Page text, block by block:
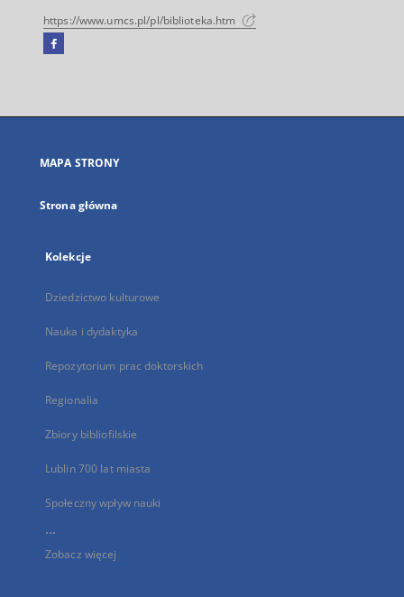
https://www.umcs.pl/pl/biblioteka.htm
Facebook
się
karcie
MAPA STRONY
Strona główna
Kolekcje
Dziedzictwo kulturowe
Nauka i dydaktyka
Repozytorium prac doktorskich
Regionalia
Zbiory bibliofilskie
Lublin 700 lat miasta
Społeczny wpływ nauki
...
Zobacz więcej